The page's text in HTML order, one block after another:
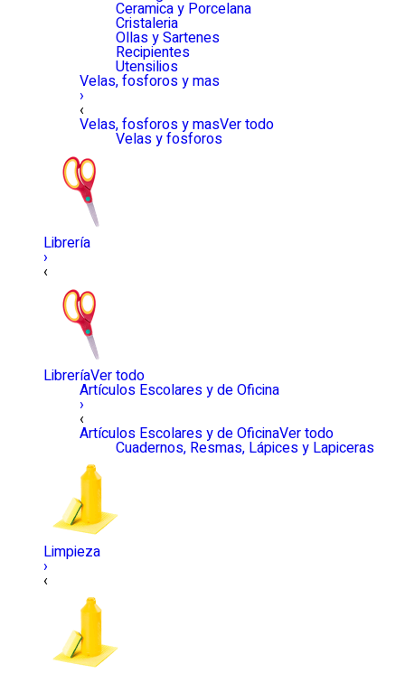
Ceramica y Porcelana
Cristaleria
Ollas y Sartenes
Recipientes
Utensilios
Velas, fosforos y mas
›
‹
Velas, fosforos y masVer todo
Velas y fosforos
Librería
›
‹
LibreríaVer todo
Artículos Escolares y de Oficina
›
‹
Artículos Escolares y de OficinaVer todo
Cuadernos, Resmas, Lápices y Lapiceras
Limpieza
›
‹